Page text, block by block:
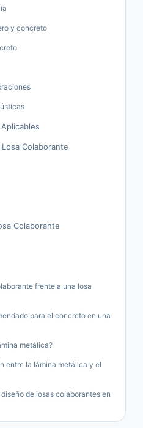
y concreto
Colaborante
Colaborante
frente a una losa
para el concreto en una
metálica?
entre la lámina metálica y el
de losas colaborantes en